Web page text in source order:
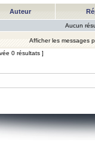
Auteur
Aucun
Afficher les messages
0 résultats ]